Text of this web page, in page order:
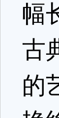
幅
古
的